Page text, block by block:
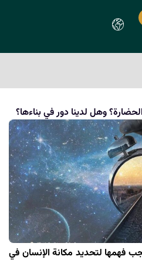
وهل لدينا دور في بناءها؟
فهمها لتحديد مكانة الإنسان في